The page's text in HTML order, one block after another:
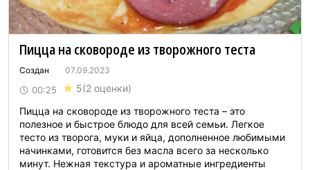
Пицца на сковороде из творожного теста
Создан 07.09.2023
00:25 5(2 оценки)
Пицца на сковороде из творожного теста – это
полезное и быстрое блюдо для всей семьи. Легкое
тесто из творога, муки и яйца, дополненное любимыми
начинками, готовится без масла всего за несколько
минут. Нежная текстура и ароматные ингредиенты